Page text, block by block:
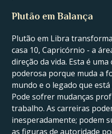
Plutão em Balança
Plutão em Libra
casa 10, Capricórnio - a
direção da vida. Esta é uma
poderosa porque muda a
mundo e o legado que está
Pode sofrer mudanças
trabalho. As carreiras
inesperadamente; podem
as figuras de autoridade